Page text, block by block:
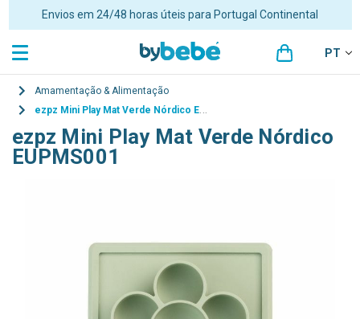
Envios em 24/48 horas úteis para Portugal Continental
PT
Amamentação & Alimentação
ezpz Mini Play Mat Verde Nórdico EUPMS001
ezpz Mini Play Mat Verde Nórdico
EUPMS001